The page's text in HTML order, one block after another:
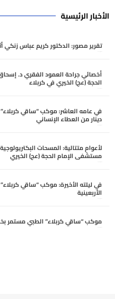
الأخبار الرئيسية
تقرير مصور: الدكتور كريم عباس زنكي
أخصائي جراحة العمود الفقري د.
الحجة (عج) الخيري في كربلاء
دينار من العطاء الإنساني
لأعوامٍ متتالية: المسحات
مستشفى الإمام الحجة (عج) الخيري
في ليلته الأخيرة: موكب “ساقي
الأربعينية
موكب “ساقي كربلاء” الطبي مستمر